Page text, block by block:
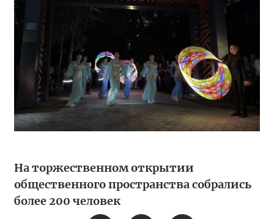
На торжественном открытии
общественного пространства собрались
более 200 человек